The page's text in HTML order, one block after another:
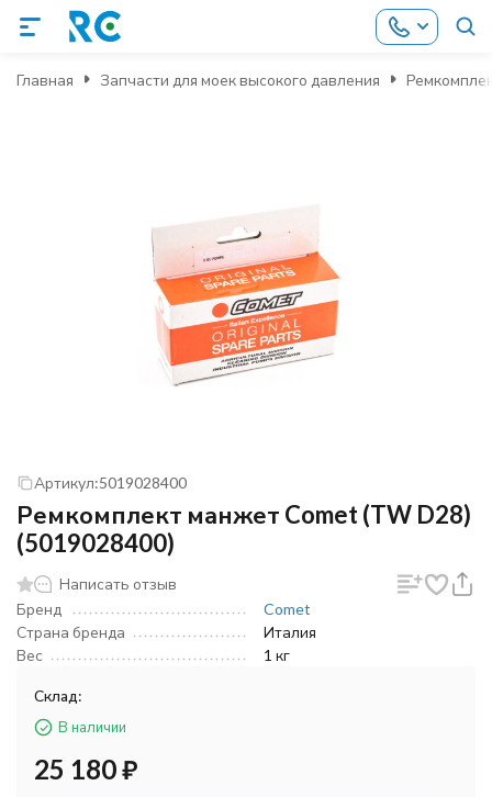
Главная Запчасти для моек высокого давления
Артикул:5019028400
Ремкомплект манжет Comet (TW D28)
(5019028400)
Написать отзыв
Бренд
Comet
Страна бренда
Италия
Вес
1 кг
Склад:
В наличии
25 180₽